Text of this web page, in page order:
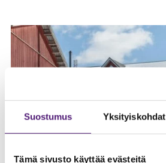
Suostumus Yksityiskohdat
Tämä sivusto käyttää evästeitä